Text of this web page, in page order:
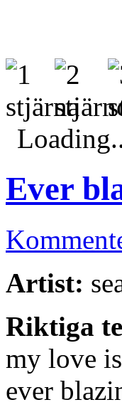
Ever
Artist:
Riktiga
my love
ever